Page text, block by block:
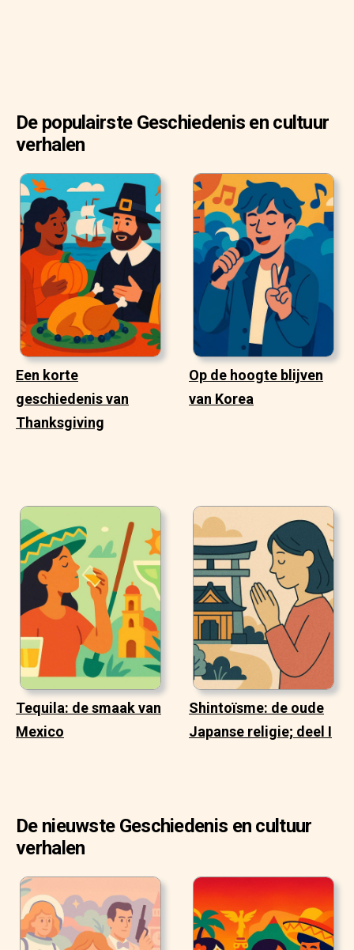
De populairste Geschiedenis en cultuur
verhalen
Een korte
geschiedenis van
Thanksgiving
Op de hoogte blijven
van Korea
Tequila: de smaak van
Mexico
Shintoïsme: de oude
Japanse religie; deel I
De nieuwste Geschiedenis en cultuur
verhalen